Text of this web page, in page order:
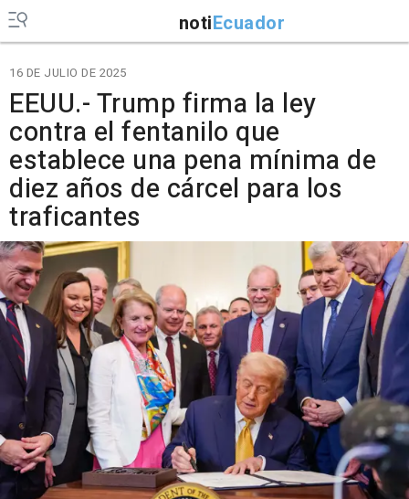
notiEcuador
16 DE JULIO DE 2025
EEUU.- Trump firma la ley
contra el fentanilo que
establece una pena mínima de
diez años de cárcel para los
traficantes